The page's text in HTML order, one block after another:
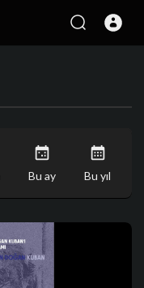
Bu ay Bu yıl